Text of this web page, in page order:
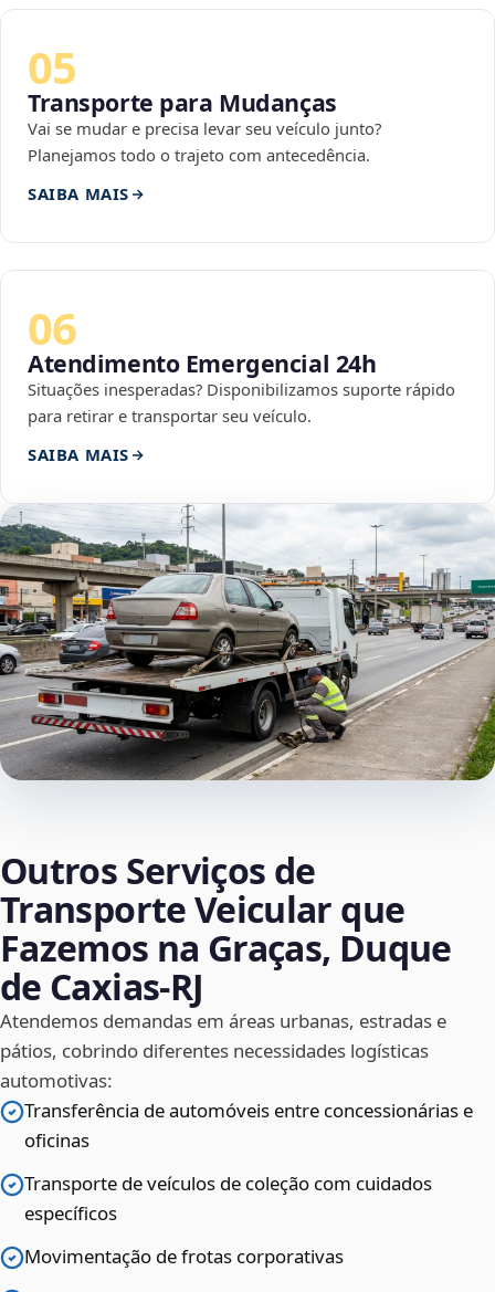
05
Transporte para Mudanças
Vai se mudar e precisa levar seu veículo junto?
Planejamos todo o trajeto com antecedência.
SAIBA MAIS
06
Atendimento Emergencial 24h
Situações inesperadas? Disponibilizamos suporte rápido
para retirar e transportar seu veículo.
SAIBA MAIS
Outros Serviços de
Transporte Veicular que
Fazemos na Graças, Duque
de Caxias‑RJ
Atendemos demandas em áreas urbanas, estradas e
pátios, cobrindo diferentes necessidades logísticas
automotivas:
Transferência de automóveis entre concessionárias e
oficinas
Transporte de veículos de coleção com cuidados
específicos
Movimentação de frotas corporativas